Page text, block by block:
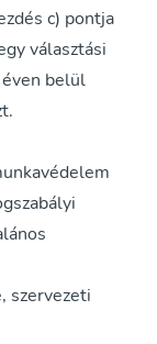
c) pontja
választási
belül
szervezeti